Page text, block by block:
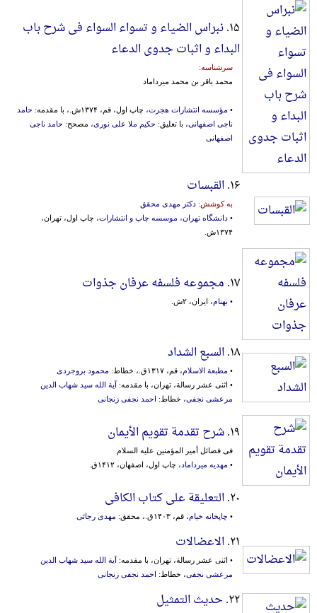
۱۵. نبراس الضیاء و تسواء السواء فی شرح باب
البداء و اثبات جدوی الدعاء
سرشناسه:
محمد باقر بن محمد میرداماد
• مؤسسه انتشارات هجرت، چاپ اول، قم، ۱۳۷۴ش.، با مقدمه:
حامد
ناجی اصفهانی، با تعلیق: حکیم ملا علی نوری، مصحح: حامد ناجی
اصفهانی
۱۶. القبسات
به کوشش: دکتر مهدی محقق
• دانشگاه تهران، موسسه چاپ و انتشارات، چاپ اول، تهران،
۱۳۷۴ش.
۱۷. مجموعه فلسفه عرفان جذوات
• بهنام، ایران، ۲ش.
۱۸. السبع الشداد
• مطبعة الاسلام، قم، ۱۳۱۷ق.، خطاط:
محمود بروجردی
• اثنی عشر رسالة، تهران، با مقدمه: آیة الله سید شهاب الدین
مرعشی نجفی، خطاط: احمد نجفی زنجانی
۱۹. شرح تقدمة تقویم الأیمان
فی فضائل أمیر المؤمنین علیه السلام
• مهدیه میرداماد ، چاپ اول، اصفهان، ۱۴۱۲ق.
۲۰. التعلیقة علی کتاب الکافی
• چاپخانه خیام، قم، ۱۴۰۳ق.، محقق: مهدی رجائی
۲۱. الاعضالات
• اثنی عشر رسالة، تهران، با مقدمه: آیة الله سید شهاب الدین
مرعشی نجفی، خطاط: احمد نجفی زنجانی
۲۲. حدیث التمثیل